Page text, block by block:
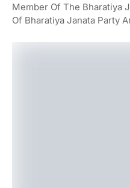
Member Of The Bharatiya
Of Bharatiya Janata Party